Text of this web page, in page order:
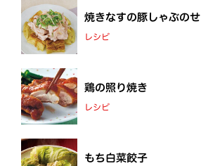
焼きなすの豚しゃぶのせ
レシピ
鶏の照り焼き
レシピ
もち白菜餃子